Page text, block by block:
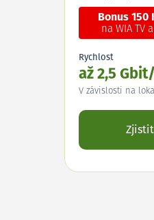
Bonus 150
na WIA TV
Rychlost
až 2,5
V závislosti na